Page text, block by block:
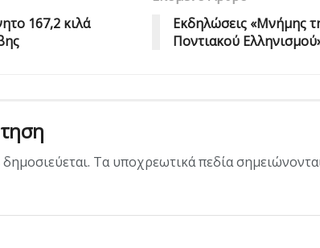
167,2 κιλά
Eκδηλώσεις «Μνήμης
Ποντιακού
Τα υποχρεωτικά πεδία